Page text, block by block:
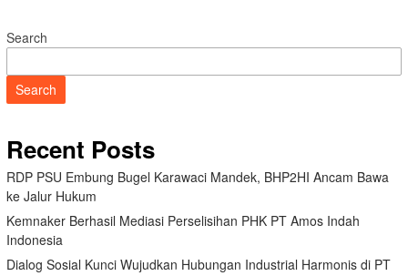
Search
Search
Recent Posts
RDP PSU Embung Bugel Karawaci Mandek, BHP2HI Ancam Bawa
ke Jalur Hukum
Kemnaker Berhasil Mediasi Perselisihan PHK PT Amos Indah
Indonesia
Dialog Sosial Kunci Wujudkan Hubungan Industrial Harmonis di PT